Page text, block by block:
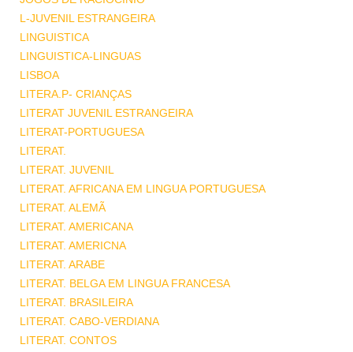
L-JUVENIL ESTRANGEIRA
LINGUISTICA
LINGUISTICA-LINGUAS
LISBOA
LITERA.P- CRIANÇAS
LITERAT JUVENIL ESTRANGEIRA
LITERAT-PORTUGUESA
LITERAT.
LITERAT. JUVENIL
LITERAT. AFRICANA EM LINGUA PORTUGUESA
LITERAT. ALEMÃ
LITERAT. AMERICANA
LITERAT. AMERICNA
LITERAT. ARABE
LITERAT. BELGA EM LINGUA FRANCESA
LITERAT. BRASILEIRA
LITERAT. CABO-VERDIANA
LITERAT. CONTOS